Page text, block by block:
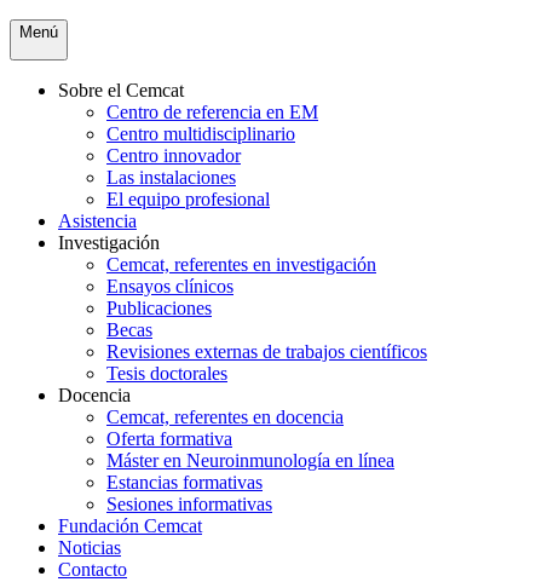
Menú
Sobre el Cemcat
Centro de referencia en EM
Centro multidisciplinario
Centro innovador
Las instalaciones
El equipo profesional
Asistencia
Investigación
Cemcat, referentes en investigación
Ensayos clínicos
Publicaciones
Becas
Revisiones externas de trabajos científicos
Tesis doctorales
Docencia
Cemcat, referentes en docencia
Oferta formativa
Máster en Neuroinmunología en línea
Estancias formativas
Sesiones informativas
Fundación Cemcat
Noticias
Contacto